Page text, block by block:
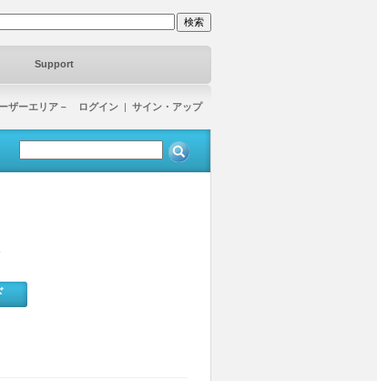
Support
ザーエリア－ ログイン | サイン・アップ